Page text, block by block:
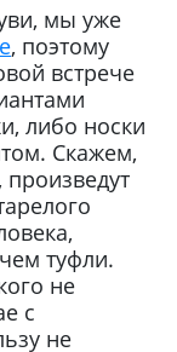
мы уже
, поэтому
встрече
либо носки
Скажем,
произведут
туфли.
не
с
не